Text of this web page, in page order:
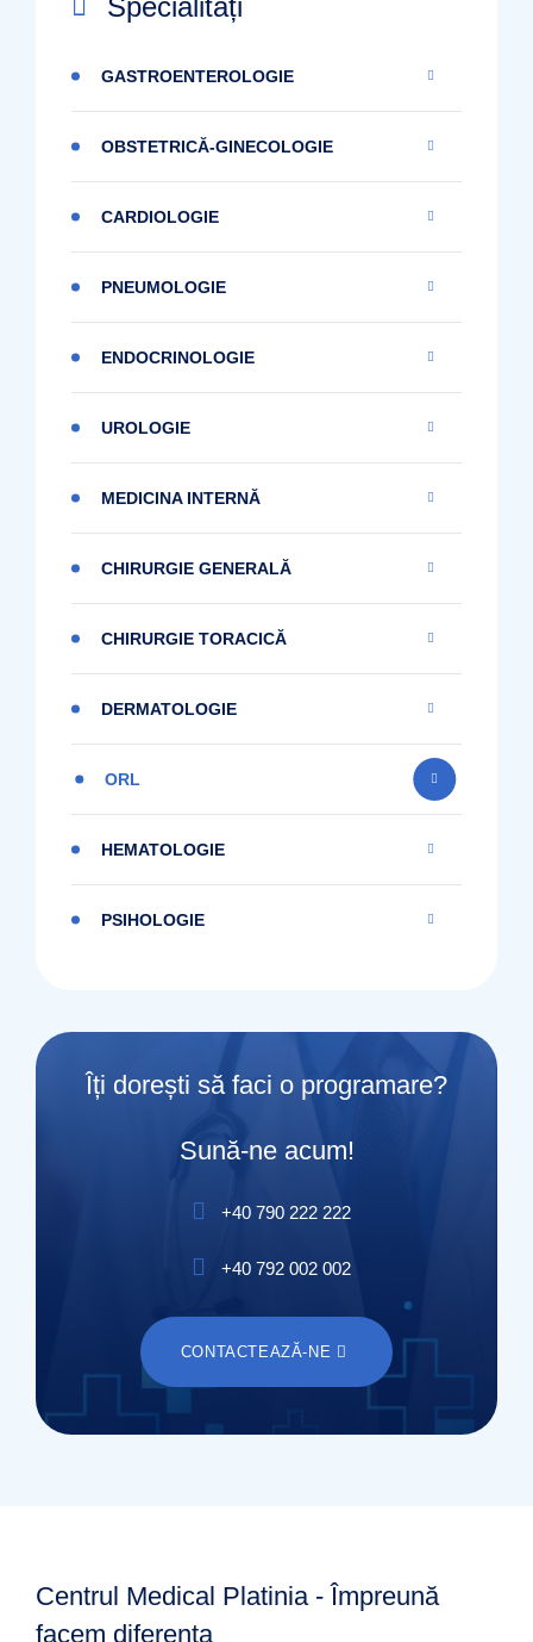
Specialități
GASTROENTEROLOGIE
OBSTETRICĂ-GINECOLOGIE
CARDIOLOGIE
PNEUMOLOGIE
ENDOCRINOLOGIE
UROLOGIE
MEDICINA INTERNĂ
CHIRURGIE GENERALĂ
CHIRURGIE TORACICĂ
DERMATOLOGIE
ORL
HEMATOLOGIE
PSIHOLOGIE
Îți dorești să faci o programare?
Sună-ne acum!
+40 790 222 222
+40 792 002 002
CONTACTEAZĂ-NE
Centrul Medical Platinia - Împreună
facem diferența